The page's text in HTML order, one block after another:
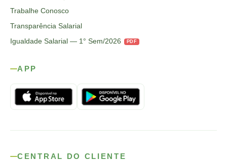
Trabalhe Conosco
Transparência Salarial
Igualdade Salarial — 1° Sem/2026
PDF
APP
CENTRAL DO CLIENTE